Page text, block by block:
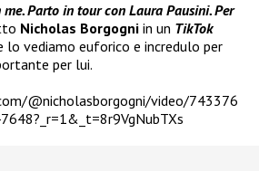
Parto in tour con Laura Pausini. Per
Nicholas Borgogni in un TikTok
lo vediamo euforico e incredulo per
per lui.
@nicholasborgogni/video/743376